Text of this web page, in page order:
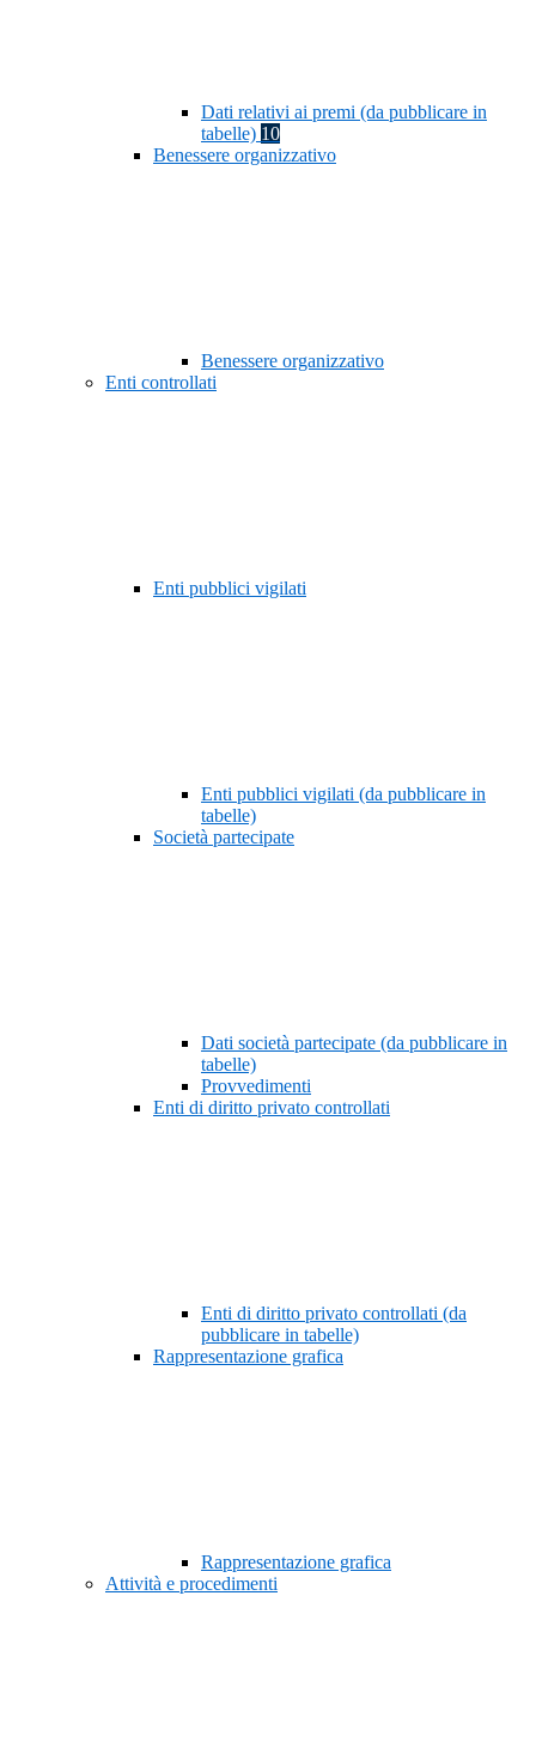
Dati relativi ai premi (da pubblicare in
tabelle) 10
Benessere organizzativo
Benessere organizzativo
Enti controllati
Enti pubblici vigilati
Enti pubblici vigilati (da pubblicare in
tabelle)
Società partecipate
Dati società partecipate (da pubblicare in
tabelle)
Provvedimenti
Enti di diritto privato controllati
Enti di diritto privato controllati (da
pubblicare in tabelle)
Rappresentazione grafica
Rappresentazione grafica
Attività e procedimenti